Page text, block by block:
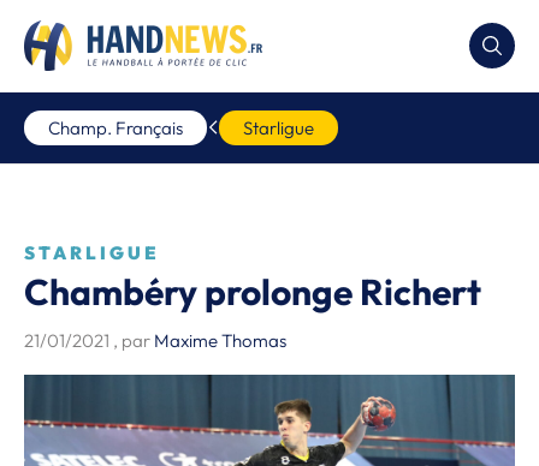
Champ. Français Starligue
STARLIGUE
Chambéry prolonge Richert
21/01/2021 , par Maxime Thomas